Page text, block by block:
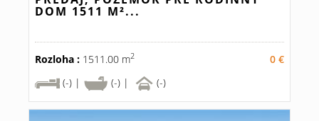
DOM 1511 M²...
Rozloha : 1511.00 m2
0 €
(-) |
(-) | (-)